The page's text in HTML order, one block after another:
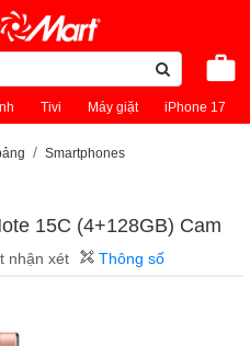
Tivi Máy giặt iPhone 17
Smartphones
15C (4+128GB) Cam
nhận xét Thông số